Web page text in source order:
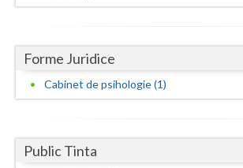
Neamt
Olt
Prahova
Satu-Mare
Forme Juridice
Cabinet de psihologie (1)
Public Tinta